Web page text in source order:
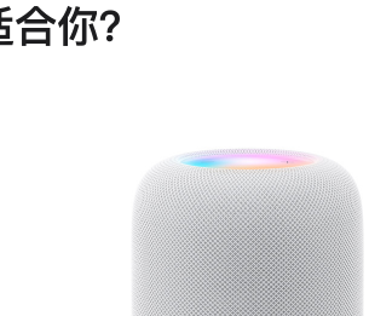
你？
进
一
步
了
解
HomePod<